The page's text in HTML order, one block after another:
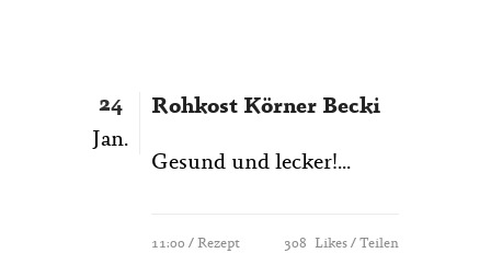
24
Jan.
Rohkost Körner Becki
Gesund und lecker!...
11:00 / Rezept 308 Likes Teilen